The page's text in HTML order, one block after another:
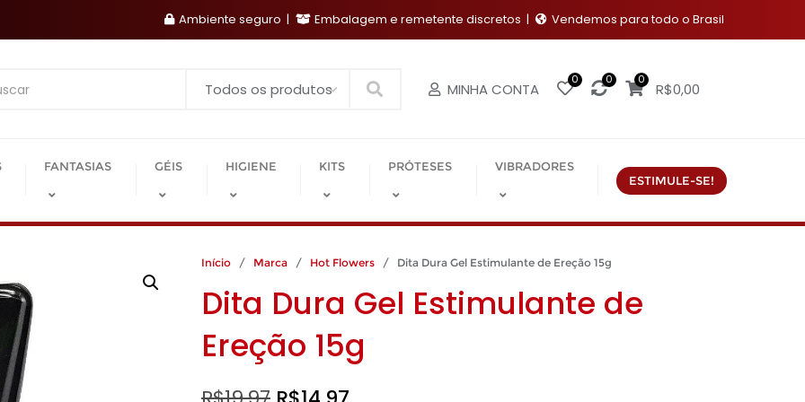
Ambiente seguro Embalagem e remetente discretos Vendemos para todo o Brasil
Search MINHA CONTA
0 0 0
R$0,00
FANTASIAS GÉIS HIGIENE KITS PRÓTESES
VIBRADORES
ESTIMULE-SE!
Início / Marca / Hot Flowers / Dita Dura Gel Estimulante de Ereção 15g
Dita Dura Gel Estimulante de
Ereção 15g